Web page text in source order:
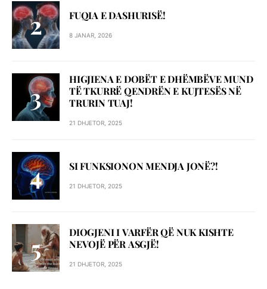
FUQIA E DASHURISË!
8 JANAR, 2026
HIGJIENA E DOBËT E DHËMBËVE MUND
TË TKURRË QENDRËN E KUJTESËS NË
TRURIN TUAJ!
21 DHJETOR, 2025
SI FUNKSIONON MENDJA JONË?!
21 DHJETOR, 2025
DIOGJENI I VARFËR QË NUK KISHTE
NEVOJË PËR ASGJË!
21 DHJETOR, 2025